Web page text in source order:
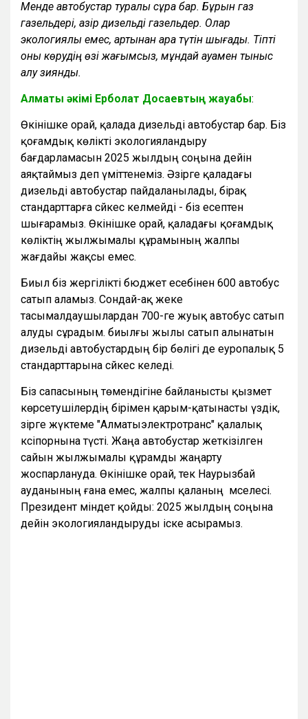
Менде автобустар туралы сұрақ бар. Бұрын газ
газельдері, қазір дизельді газельдер. Олар
экологиялық емес, артынан қара түтін шығады. Тіпті
оны көрудің өзі жағымсыз, мұндай ауамен тыныс
алу зиянды.
Алматы әкімі Ерболат Досаевтың жауабы:
Өкінішке орай, қалада дизельді автобустар бар. Біз
қоғамдық көлікті экологияландыру
бағдарламасын 2025 жылдың соңына дейін
аяқтаймыз деп үміттенеміз. Әзірге қаладағы
дизельді автобустар пайдаланылады, бірақ
стандарттарға сәйкес келмейді - біз есептен
шығарамыз. Өкінішке орай, қаладағы қоғамдық
көліктің жылжымалы құрамының жалпы
жағдайы жақсы емес.
Биыл біз жергілікті бюджет есебінен 600 автобус
сатып аламыз. Сондай-ақ жеке
тасымалдаушылардан 700-ге жуық автобус сатып
алуды сұрадым. биылғы жылы сатып алынатын
дизельді автобустардың бір бөлігі де еуропалық 5
стандарттарына сәйкес келеді.
Біз сапасының төмендігіне байланысты қызмет
көрсетушілердің бірімен қарым-қатынасты үздік,
әзірге жүктеме "Алматыэлектротранс" қалалық
кәсіпорнына түсті. Жаңа автобустар жеткізілген
сайын жылжымалы құрамды жаңарту
жоспарлануда. Өкінішке орай, тек Наурызбай
ауданының ғана емес, жалпы қаланың мәселесі.
Президент міндет қойды: 2025 жылдың соңына
дейін экологияландыруды іске асырамыз.